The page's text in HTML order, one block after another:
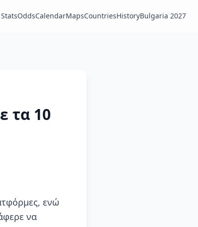
OddsCalendarMapsCountriesHistoryBulgaria 2027
τα 10
ενώ
να